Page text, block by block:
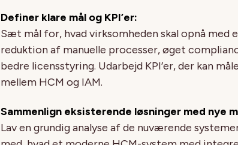
Definer klare mål og KPI’er:
Sæt mål for, hvad virksomheden skal opnå med
reduktion af manuelle processer, øget
bedre licensstyring. Udarbejd KPI’er, der kan
mellem HCM og IAM.
Sammenlign eksisterende løsninger med nye
Lav en grundig analyse af de nuværende